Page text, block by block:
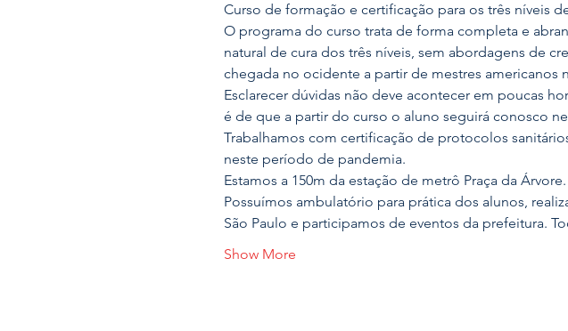
Curso de formação e certificação para os três níveis
O programa do curso trata de forma completa e
natural de cura dos três níveis, sem abordagens de
chegada no ocidente a partir de mestres americanos
Esclarecer dúvidas não deve acontecer em poucas
é de que a partir do curso o aluno seguirá conosco
Trabalhamos com certificação de protocolos
neste período de pandemia.
Estamos a 150m da estação de metrô Praça da Árvore.
Possuímos ambulatório para prática dos alunos,
São Paulo e participamos de eventos da prefeitura.
Show More